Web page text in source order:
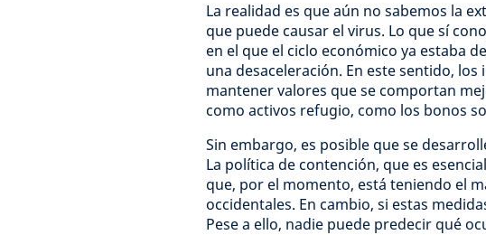
La realidad es que aún no sabemos la
que puede causar el virus. Lo que sí
en el que el ciclo económico ya estaba
una desaceleración. En este sentido,
mantener valores que se comportan
como activos refugio, como los bonos
Sin embargo, es posible que se
La política de contención, que es
que, por el momento, está teniendo el
occidentales. En cambio, si estas
Pese a ello, nadie puede predecir qué